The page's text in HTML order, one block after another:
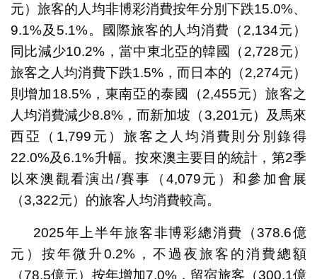
元）旅客的人均非博彩消費按年分別下跌15.0%、
9.1%及5.1%。國際旅客的人均消費（2,134元）
同比減少10.2%，當中東北亞的韓國（2,728元）
旅客之人均消費下跌1.5%，而日本的（2,274元）
則增加18.5%，東南亞的泰國（2,455元）旅客之
人均消費減少8.8%，而新加坡（3,201元）及馬來
西亞（1,799元）旅客之人均消費則分別錄得
22.0%及6.1%升幅。按來澳主要目的統計，第2季
以來澳觀看演出/賽事（4,079元）和參加會展
（3,322元）的旅客人均消費較高。
2025年上半年旅客非博彩總消費（378.6億
元）按年微升0.2%，不過夜旅客的消費總額
（78.5億元）按年增加7.0%，留宿旅客（300.1億